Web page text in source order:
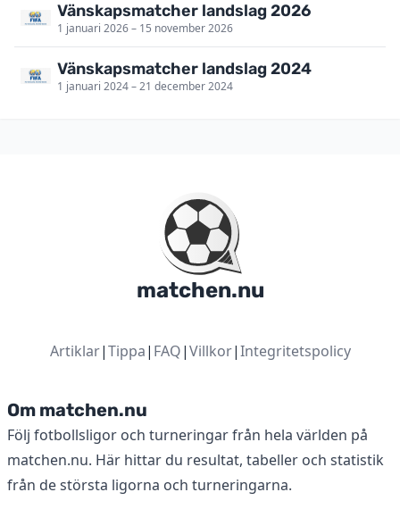
Vänskapsmatcher landslag 2026
1 januari 2026 – 15 november 2026
Vänskapsmatcher landslag 2024
1 januari 2024 – 21 december 2024
matchen.nu
Artiklar|Tippa| FAQ|Villkor|Integritetspolicy
Om matchen.nu
Följ fotbollsligor och turneringar från hela världen på
matchen.nu. Här hittar du resultat, tabeller och statistik
från de största ligorna och turneringarna.